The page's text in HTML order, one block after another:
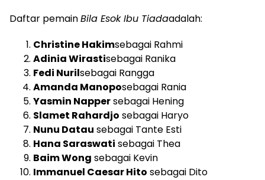
Daftar pemainBila Esok Ibu Tiadaadalah:
Christine Hakimsebagai Rahmi
Adinia Wirastisebagai Ranika
Fedi Nurilsebagai Rangga
Amanda Manoposebagai Rania
Yasmin Nappersebagai Hening
Slamet Rahardjo sebagai Haryo
Nunu Datau sebagai Tante Esti
Hana Saraswati sebagai Thea
Baim Wong sebagai Kevin
Immanuel Caesar Hito sebagai Dito